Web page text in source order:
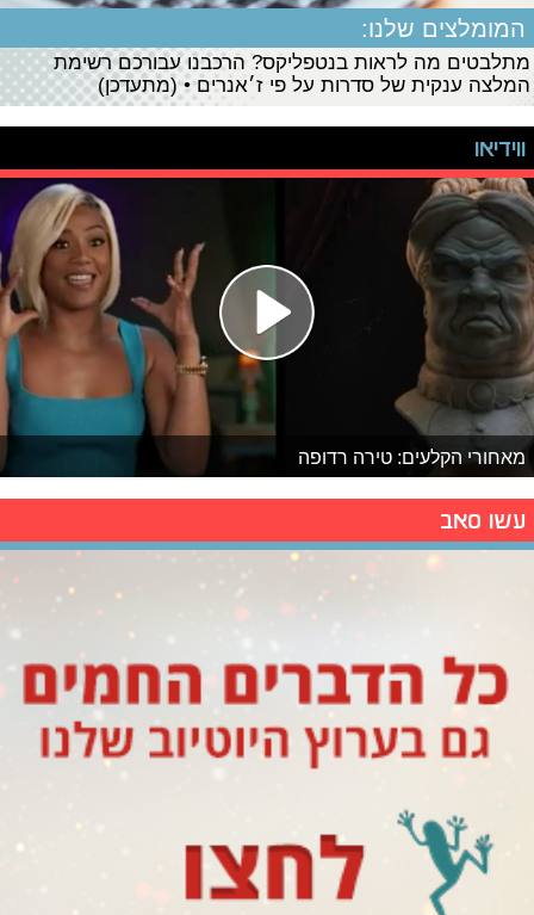
המומלצים שלנו:
מתלבטים מה לראות בנטפליקס? הרכבנו עבורכם רשימת
המלצה ענקית של סדרות על פי ז׳אנרים • (מתעדכן)
ווידיאו
מאחורי הקלעים: טירה רדופה
עשו סאב